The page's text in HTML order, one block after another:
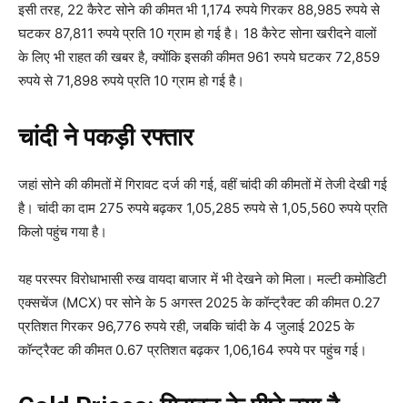
इसी तरह, 22 कैरेट सोने की कीमत भी 1,174 रुपये गिरकर 88,985 रुपये से
घटकर 87,811 रुपये प्रति 10 ग्राम हो गई है। 18 कैरेट सोना खरीदने वालों
के लिए भी राहत की खबर है, क्योंकि इसकी कीमत 961 रुपये घटकर 72,859
रुपये से 71,898 रुपये प्रति 10 ग्राम हो गई है।
चांदी ने पकड़ी रफ्तार
जहां सोने की कीमतों में गिरावट दर्ज की गई, वहीं चांदी की कीमतों में तेजी देखी गई
है। चांदी का दाम 275 रुपये बढ़कर 1,05,285 रुपये से 1,05,560 रुपये प्रति
किलो पहुंच गया है।
यह परस्पर विरोधाभासी रुख वायदा बाजार में भी देखने को मिला। मल्टी कमोडिटी
एक्सचेंज (MCX) पर सोने के 5 अगस्त 2025 के कॉन्ट्रैक्ट की कीमत 0.27
प्रतिशत गिरकर 96,776 रुपये रही, जबकि चांदी के 4 जुलाई 2025 के
कॉन्ट्रैक्ट की कीमत 0.67 प्रतिशत बढ़कर 1,06,164 रुपये पर पहुंच गई।